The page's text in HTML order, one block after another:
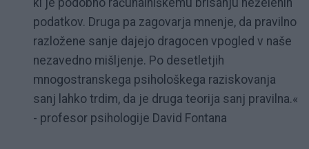
ki je podobno računalniškemu brisanju neželenih
podatkov. Druga pa zagovarja mnenje, da pravilno
razložene sanje dajejo dragocen vpogled v naše
nezavedno mišljenje. Po desetletjih
mnogostranskega psihološkega raziskovanja
sanj lahko trdim, da je druga teorija sanj pravilna.«
- profesor psihologije David Fontana